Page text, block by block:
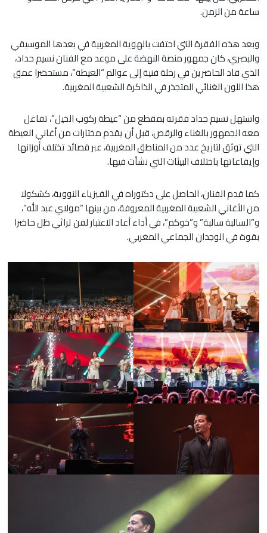
ساعة من الزمن.
وبعد هذه الفقرة التي احتفت بالهوية المغربية في بعدها الموسيقي
والبصري، كان جمهور منصة النهضة على موعد مع الفنان نسيم حداد،
الذي قاد الحاضرين في رحلة فنية إلى عوالم “العيطة”، مستحضرا عمق
هذا اللون الغنائي المتجذر في الذاكرة الشعبية المغربية.
واستهل نسيم حداد فقرته بمقطع من “عيطة ركوب الخيل”، تفاعل
معه الجمهور بالغناء والرقص، قبل أن يقدم مختارات من أغاني العيطة
التي توثق لتاريخ عدد من المناطق المغربية، عبر قصائد تختلف أوزانها
وإيقاعاتها باختلاف البيئات التي نشأت فيها.
كما قدم الفنان، الحاصل على دكتوراه في الفيزياء النووية، كشكولا
من الأغاني الشعبية المغربية المعروفة، من بينها “مولاي عبد الله”،
و”السالبة سالبة” و”خوكم”، في أداء أعاد الاعتبار لفن تراثي ظل حاضرا
بقوة في الوجدان الجماعي المغربي.